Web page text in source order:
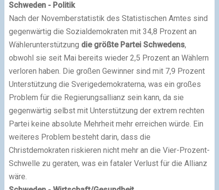
Schweden - Politik
Nach der Novemberstatistik des Statistischen Amtes sind
gegenwärtig die Sozialdemokraten mit 34,8 Prozent an
Wählerunterstützung die größte Partei Schwedens,
obwohl sie seit Mai bereits wieder 2,5 Prozent an Wählern
verloren haben. Die großen Gewinner sind mit 7,9 Prozent
Unterstützung die Sverigedemokraterna, was ein großes
Problem für die Regierungsallianz sein kann, da sie
gegenwärtig selbst mit Unterstützung der extrem rechten
Partei keine absolute Mehrheit mehr erreichen würde. Ein
weiteres Problem besteht darin, dass die
Christdemokraten riskieren nicht mehr an die Vier-Prozent-
Schwelle zu geraten, was ein fataler Verlust für die Allianz
wäre.